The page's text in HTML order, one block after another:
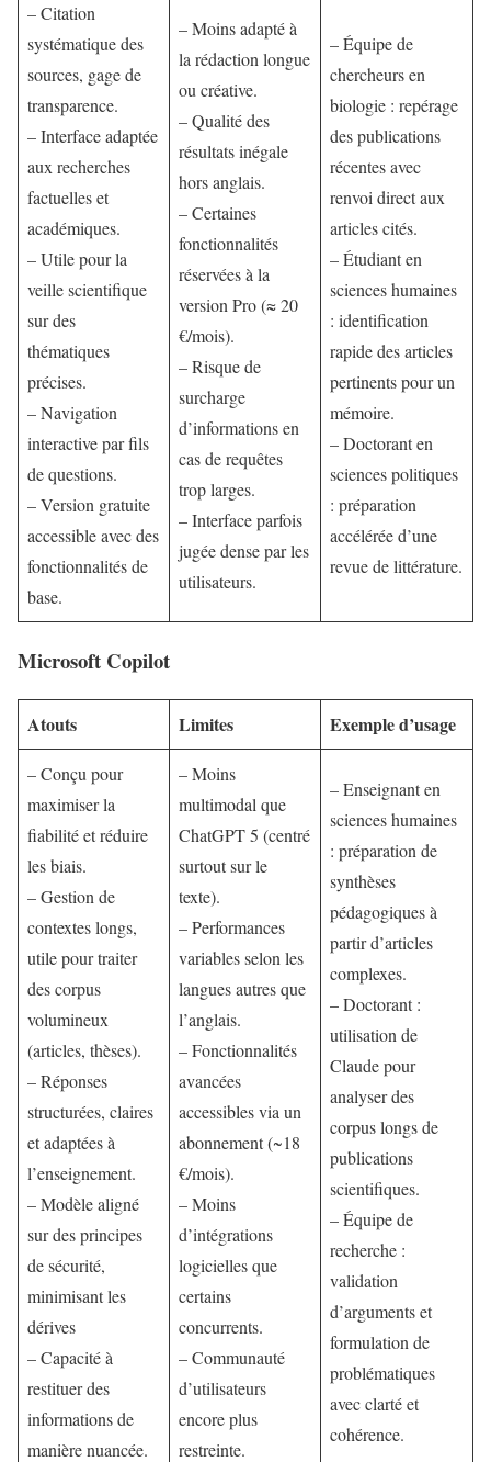
– Citation
systématique des
sources, gage de
transparence.
– Interface adaptée
aux recherches
factuelles et
académiques.
– Utile pour la
veille scientifique
sur des
thématiques
précises.
– Navigation
interactive par fils
de questions.
– Version gratuite
accessible avec des
fonctionnalités de
base.
– Moins adapté à
la rédaction longue
ou créative.
– Qualité des
résultats inégale
hors anglais.
– Certaines
fonctionnalités
réservées à la
version Pro (≈ 20
€/mois).
– Risque de
surcharge
d’informations en
cas de requêtes
trop larges.
– Interface parfois
jugée dense par les
utilisateurs.
– Équipe de
chercheurs en
biologie : repérage
des publications
récentes avec
renvoi direct aux
articles cités.
– Étudiant en
sciences humaines
: identification
rapide des articles
pertinents pour un
mémoire.
– Doctorant en
sciences politiques
: préparation
accélérée d’une
revue de littérature.
Microsoft Copilot
Atouts Limites Exemple d’usage
– Conçu pour
maximiser la
fiabilité et réduire
les biais.
– Gestion de
contextes longs,
utile pour traiter
des corpus
volumineux
(articles, thèses).
– Réponses
structurées, claires
et adaptées à
l’enseignement.
– Modèle aligné
sur des principes
de sécurité,
minimisant les
dérives
– Capacité à
restituer des
informations de
manière nuancée.
– Moins
multimodal que
ChatGPT 5 (centré
surtout sur le
texte).
– Performances
variables selon les
langues autres que
l’anglais.
– Fonctionnalités
avancées
accessibles via un
abonnement (~18
€/mois).
– Moins
d’intégrations
logicielles que
certains
concurrents.
– Communauté
d’utilisateurs
encore plus
restreinte.
– Enseignant en
sciences humaines
: préparation de
synthèses
pédagogiques à
partir d’articles
complexes.
– Doctorant :
utilisation de
Claude pour
analyser des
corpus longs de
publications
scientifiques.
– Équipe de
recherche :
validation
d’arguments et
formulation de
problématiques
avec clarté et
cohérence.